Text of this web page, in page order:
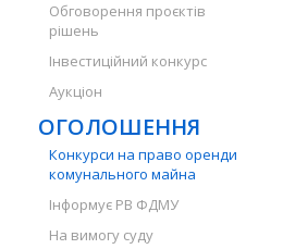
Обговорення проєктів
рішень
Інвестиційний конкурс
Аукціон
ОГОЛОШЕННЯ
Конкурси на право оренди
комунального майна
Інформує РВ ФДМУ
На вимогу суду